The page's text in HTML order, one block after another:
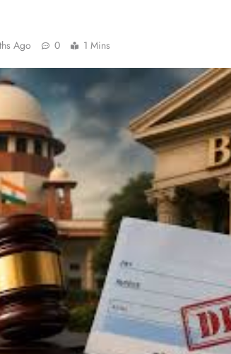
Ago 0 1 Mins